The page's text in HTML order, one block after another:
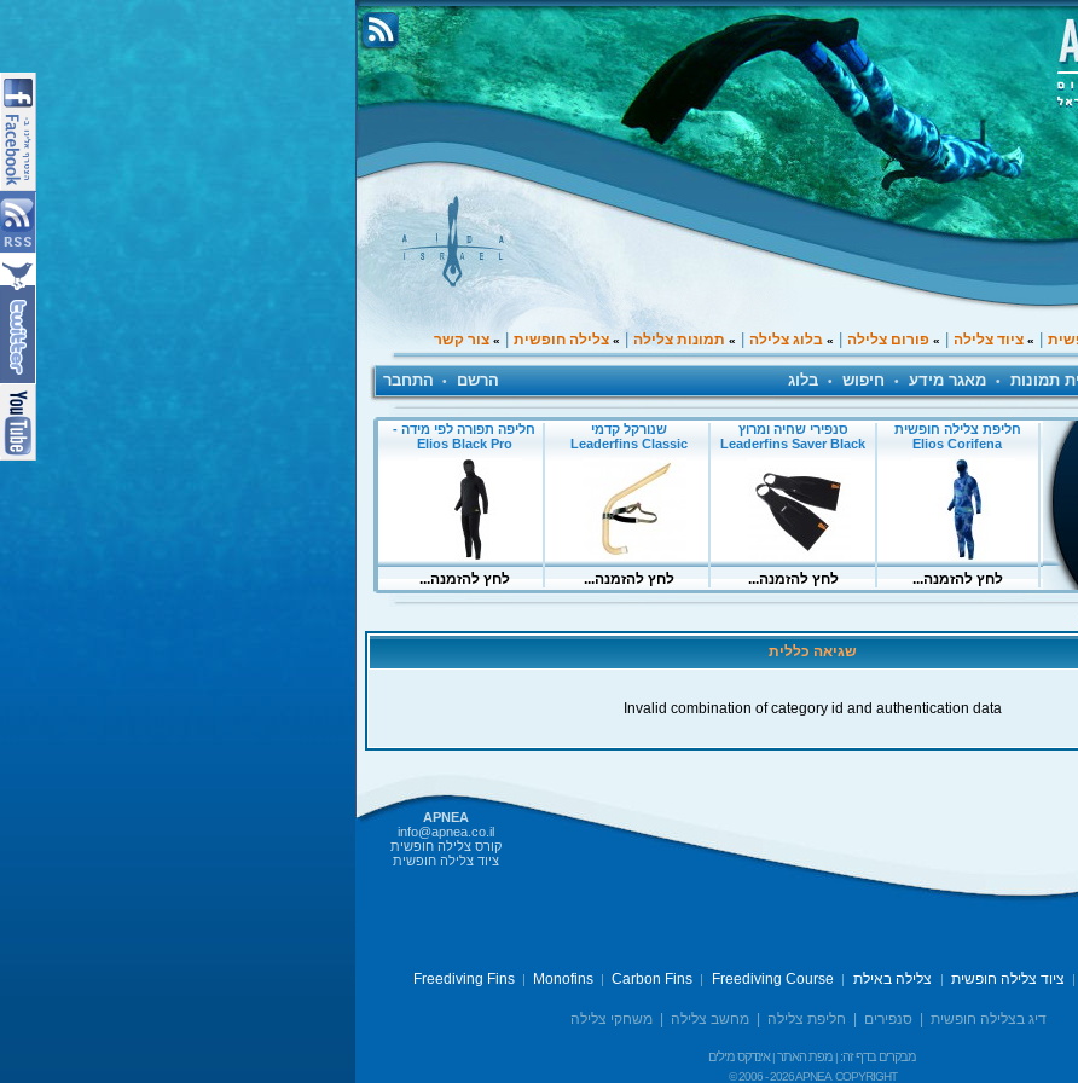
» ציוד צלילה » פורום צלילה » בלוג צלילה » תמונות צלילה » צלילה חופשית » צור קשר
תמונות • מאגר מידע • חיפוש • בלוג הרשם • התחבר
שגיאה כללית
Invalid combination of category id and authentication data
APNEA
info@apnea.co.il
קורס צלילה חופשית
ציוד צלילה חופשית
| ציוד צלילה חופשית | צלילה באילת |
Freediving Fins| Monofins| Carbon Fins| Freediving Course
דיג בצלילה חופשית סנפירים חליפת צלילה מחשב צלילה משחקי צלילה
מבקרים בדף זה: | מפת האתר|אינדקס מילים
COPYRIGHT
© 2006 -2026 APNEA